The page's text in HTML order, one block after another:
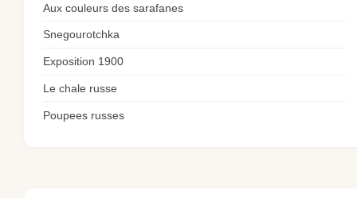
Aux couleurs des sarafanes
Snegourotchka
Exposition 1900
Le chale russe
Poupees russes